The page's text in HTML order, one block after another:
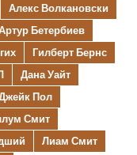
Алекс Волкановски
Бетербиев
Гилберт Бернс
Дана Уайт
Пол
Смит
Лиам Смит